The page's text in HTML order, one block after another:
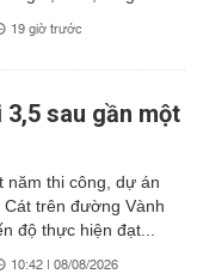
19 giờ trước
sau gần một
năm thi công, dự án
trên đường Vành
độ thực hiện đạt...
10:42 | 08/08/2026